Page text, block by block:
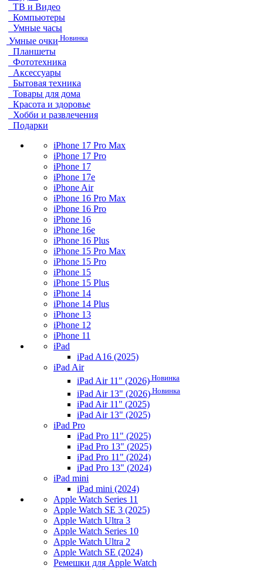
ТВ и Видео
Компьютеры
Умные часы
Умные очки Новинка
Планшеты
Фототехника
Аксессуары
Бытовая техника
Товары для дома
Красота и здоровье
Хобби и развлечения
Подарки
iPhone 17 Pro Max
iPhone 17 Pro
iPhone 17
iPhone 17e
iPhone Air
iPhone 16 Pro Max
iPhone 16 Pro
iPhone 16
iPhone 16e
iPhone 16 Plus
iPhone 15 Pro Max
iPhone 15 Pro
iPhone 15
iPhone 15 Plus
iPhone 14
iPhone 14 Plus
iPhone 13
iPhone 12
iPhone 11
iPad
iPad A16 (2025)
iPad Air
iPad Air 11" (2026) Новинка
iPad Air 13" (2026) Новинка
iPad Air 11" (2025)
iPad Air 13" (2025)
iPad Pro
iPad Pro 11" (2025)
iPad Pro 13" (2025)
iPad Pro 11" (2024)
iPad Pro 13" (2024)
iPad mini
iPad mini (2024)
Apple Watch Series 11
Apple Watch SE 3 (2025)
Apple Watch Ultra 3
Apple Watch Series 10
Apple Watch Ultra 2
Apple Watch SE (2024)
Ремешки для Apple Watch